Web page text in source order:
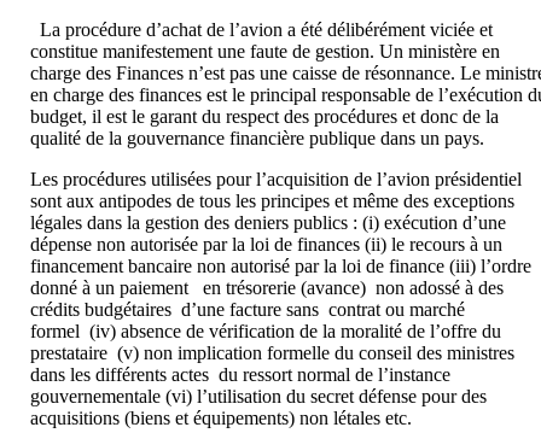
La procédure d’achat de l’avion a été délibérément viciée et
constitue manifestement une faute de gestion. Un ministère en
charge des Finances n’est pas une caisse de résonnance. Le
en charge des finances est le principal responsable de l’exécution
budget, il est le garant du respect des procédures et donc de la
qualité de la gouvernance financière publique dans un pays.
Les procédures utilisées pour l’acquisition de l’avion présidentiel
sont aux antipodes de tous les principes et même des exceptions
légales dans la gestion des deniers publics : (i) exécution d’une
dépense non autorisée par la loi de finances (ii) le recours à un
financement bancaire non autorisé par la loi de finance (iii) l’ordre
donné à un paiement en trésorerie (avance) non adossé à des
crédits budgétaires d’une facture sans contrat ou marché
formel (iv) absence de vérification de la moralité de l’offre du
prestataire (v) non implication formelle du conseil des ministres
dans les différents actes du ressort normal de l’instance
gouvernementale (vi) l’utilisation du secret défense pour des
acquisitions (biens et équipements) non létales etc.